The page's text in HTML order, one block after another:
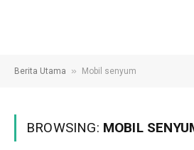
Berita Utama » Mobil senyum
BROWSING: MOBIL